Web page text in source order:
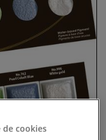
de cookies